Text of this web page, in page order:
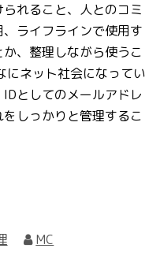
れること、人とのコミ
ライフラインで使用す
、整理しながら使うこ
にネット社会になってい
としてのメールアドレ
しっかりと管理するこ
MC